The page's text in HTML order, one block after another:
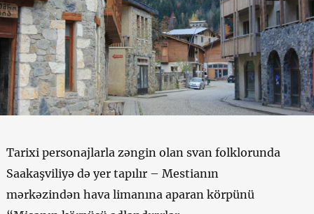
Tarixi personajlarla zəngin olan svan folklorunda
Saakaşviliyə də yer tapılır – Mestianın
mərkəzindən hava limanına aparan körpünü